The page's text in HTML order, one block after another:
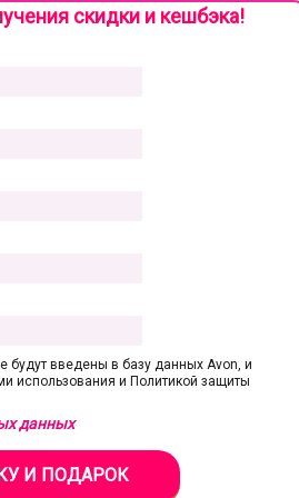
скидки и кешбэка!
введены в базу данных Avon, и
использования и Политикой защиты
данных
И ПОДАРОК